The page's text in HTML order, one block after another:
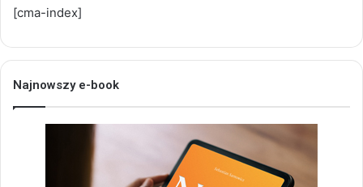
[cma-index]
Najnowszy e-book